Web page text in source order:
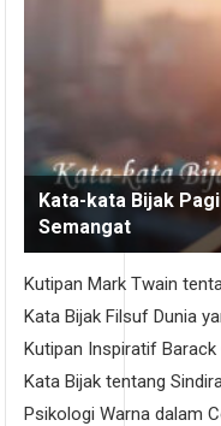
Kata-kata Bijak
Semangat
Kutipan Mark Twain
Kata Bijak Filsuf Dunia
Kutipan Inspiratif
Kata Bijak tentang
Psikologi Warna dalam